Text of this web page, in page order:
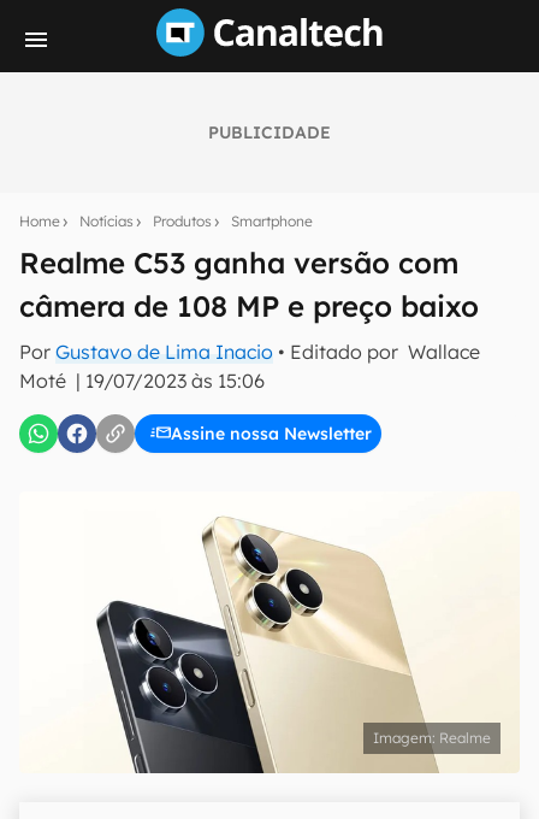
PUBLICIDADE
Home Notícias Produtos Smartphone
Realme C53 ganha versão com
câmera de 108 MP e preço baixo
Por Gustavo de Lima Inacio • Editado por Wallace
Moté | 19/07/2023 às 15:06
Assine nossa Newsletter
notícias e reviews sobre tecnologia em primeira
mão.
E-mail
Realme